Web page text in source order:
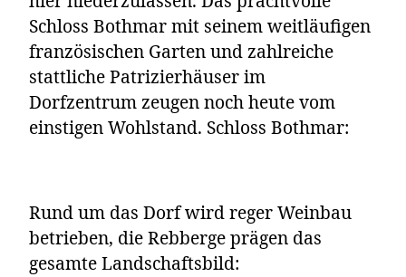
Schloss Bothmar mit seinem weitläufigen
französischen Garten und zahlreiche
stattliche Patrizierhäuser im
Dorfzentrum zeugen noch heute vom
einstigen Wohlstand. Schloss Bothmar:
Rund um das Dorf wird reger Weinbau
betrieben, die Rebberge prägen das
gesamte Landschaftsbild: